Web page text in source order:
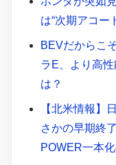
は“次期アコー
BEVだからこ
ラE、より高性
は？
【北米情報】
さかの早期終
POWER一本